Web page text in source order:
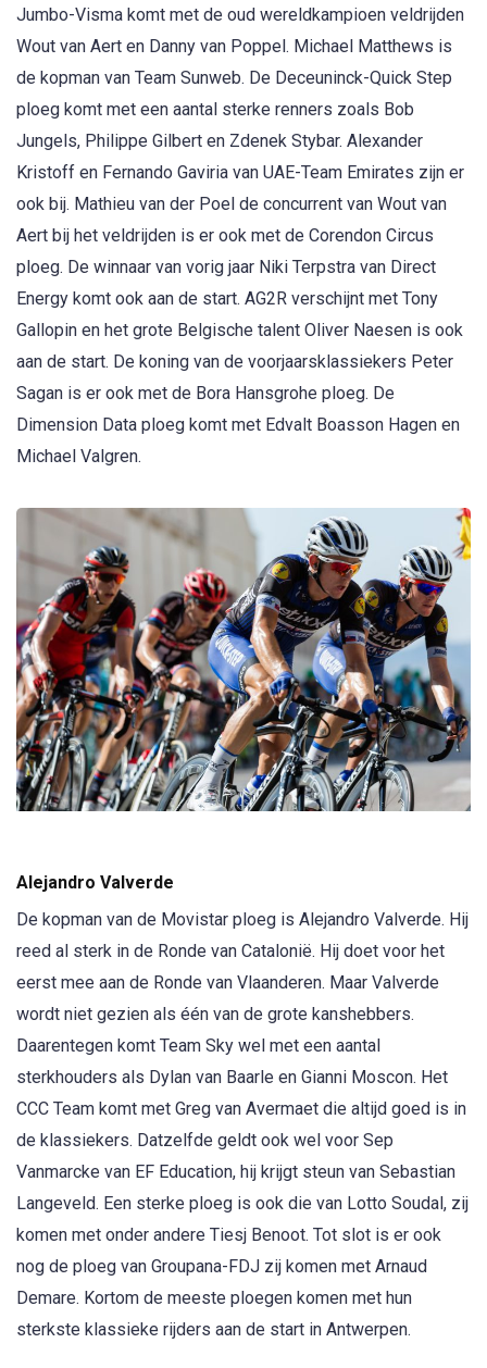
Jumbo-Visma komt met de oud wereldkampioen veldrijden
Wout van Aert en Danny van Poppel. Michael Matthews is
de kopman van Team Sunweb. De Deceuninck-Quick Step
ploeg komt met een aantal sterke renners zoals Bob
Jungels, Philippe Gilbert en Zdenek Stybar. Alexander
Kristoff en Fernando Gaviria van UAE-Team Emirates zijn er
ook bij. Mathieu van der Poel de concurrent van Wout van
Aert bij het veldrijden is er ook met de Corendon Circus
ploeg. De winnaar van vorig jaar Niki Terpstra van Direct
Energy komt ook aan de start. AG2R verschijnt met Tony
Gallopin en het grote Belgische talent Oliver Naesen is ook
aan de start. De koning van de voorjaarsklassiekers Peter
Sagan is er ook met de Bora Hansgrohe ploeg. De
Dimension Data ploeg komt met Edvalt Boasson Hagen en
Michael Valgren.
Alejandro Valverde
De kopman van de Movistar ploeg is Alejandro Valverde. Hij
reed al sterk in de Ronde van Catalonië. Hij doet voor het
eerst mee aan de Ronde van Vlaanderen. Maar Valverde
wordt niet gezien als één van de grote kanshebbers.
Daarentegen komt Team Sky wel met een aantal
sterkhouders als Dylan van Baarle en Gianni Moscon. Het
CCC Team komt met Greg van Avermaet die altijd goed is in
de klassiekers. Datzelfde geldt ook wel voor Sep
Vanmarcke van EF Education, hij krijgt steun van Sebastian
Langeveld. Een sterke ploeg is ook die van Lotto Soudal, zij
komen met onder andere Tiesj Benoot. Tot slot is er ook
nog de ploeg van Groupana-FDJ zij komen met Arnaud
Demare. Kortom de meeste ploegen komen met hun
sterkste klassieke rijders aan de start in Antwerpen.